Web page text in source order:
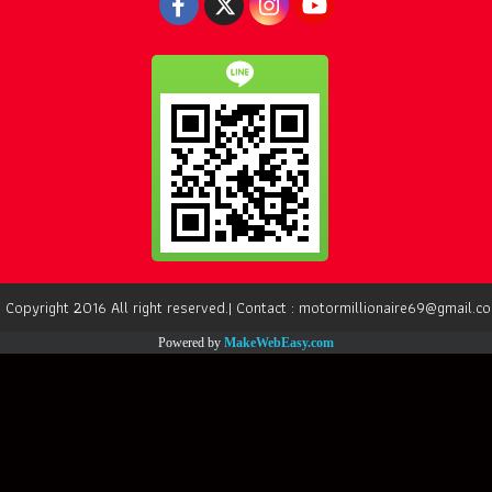
2016 All right reserved.| Contact :
Powered by MakeWebEasy.com